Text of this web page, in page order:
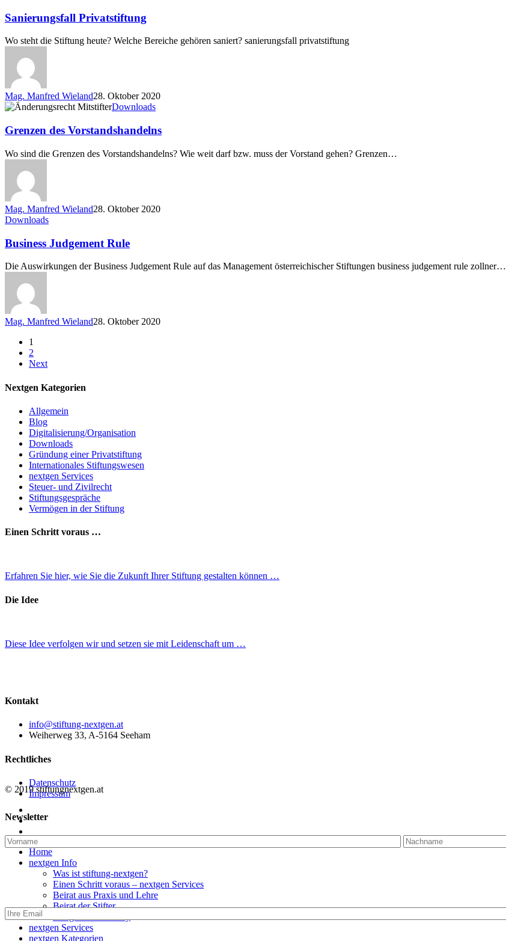
Sanierungsfall Privatstiftung
Wo steht die Stiftung heute? Welche Bereiche gehören saniert? sanierungsfall privatstiftung
Mag. Manfred Wieland28. Oktober 2020
Grenzen
Vorstandshandelns
Downloads
Grenzen des Vorstandshandelns
Wo sind die Grenzen des Vorstandshandelns? Wie weit darf bzw. muss der Vorstand gehen? Grenzen…
Mag. Manfred Wieland28. Oktober 2020
Business
Rule
Downloads
Business Judgement Rule
Die Auswirkungen der Business Judgement Rule auf das Management österreichischer Stiftungen business judgement rule zollner…
Mag. Manfred Wieland28. Oktober 2020
1
2
Next
Nextgen Kategorien
Allgemein
Blog
Digitalisierung/Organisation
Downloads
Gründung einer Privatstiftung
Internationales Stiftungswesen
nextgen Services
Steuer- und Zivilrecht
Stiftungsgespräche
Vermögen in der Stiftung
Einen Schritt voraus …
Erfahren Sie hier, wie Sie die Zukunft Ihrer Stiftung gestalten können …
Die Idee
Diese Idee verfolgen wir und setzen sie mit Leidenschaft um …
Kontakt
info@stiftung-nextgen.at
Weiherweg 33, A-5164 Seeham
Rechtliches
Datenschutz
Impressum
Newsletter
© 2019 stiftungnextgen.at
linkedin
Close
Menu
Home
nextgen Info
Was ist stiftung-nextgen?
Einen Schritt voraus – nextgen Services
Beirat aus Praxis und Lehre
Beirat der Stifter
nextgen Services
nextgen Kategorien